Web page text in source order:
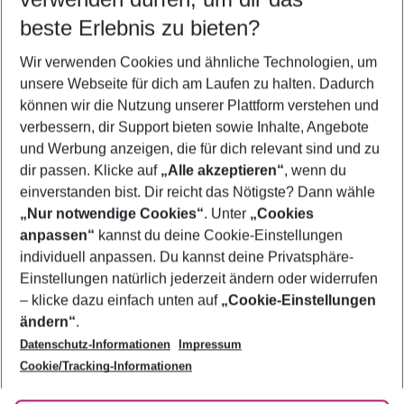
5-8 Nächte
2 Erwachsene Keine Kinder
Mehr Filter anzeigen
Footer
Footer navigation
Über uns
AGB
Bestpreisgarantie
Cookie-Einstellungen ändern
Cookie-Richtlinie
Agenturbetreuung
Barrierefreies Reisen
Folge uns
beste Erlebnis zu bieten?
Wir verwenden Cookies und ähnliche Technologien, um
unsere Webseite für dich am Laufen zu halten. Dadurch
können wir die Nutzung unserer Plattform verstehen und
verbessern, dir Support bieten sowie Inhalte, Angebote
und Werbung anzeigen, die für dich relevant sind und zu
dir passen. Klicke auf „Alle akzeptieren“, wenn du
einverstanden bist. Dir reicht das Nötigste? Dann wähle
„Nur notwendige Cookies“. Unter „Cookies
anpassen“ kannst du deine Cookie-Einstellungen
individuell anpassen. Du kannst deine Privatsphäre-
Einstellungen natürlich jederzeit ändern oder widerrufen
– klicke dazu einfach unten auf „Cookie-Einstellungen
ändern“.
Datenschutz-Informationen
Impressum
Cookie/Tracking-Informationen